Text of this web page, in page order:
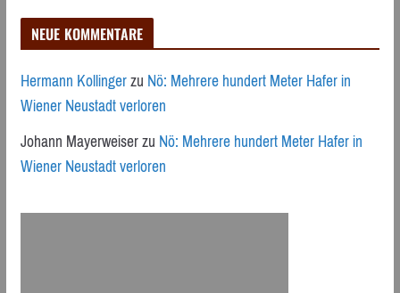
NEUE KOMMENTARE
Hermann KollingerzuNö: Mehrere hundert Meter Hafer in
Wiener Neustadt verloren
Johann MayerweiserzuNö: Mehrere hundert Meter Hafer in
Wiener Neustadt verloren